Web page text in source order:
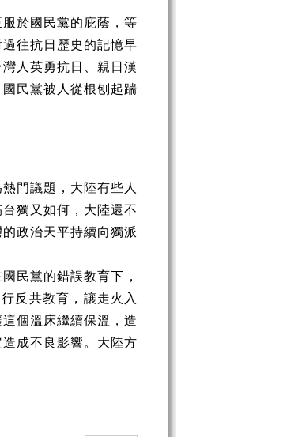
於國民黨的庇蔭，等
往抗日歷史的記憶早
人英勇抗日、親日漢
民黨被人從根刨起踹
門議題，大陸有些人
獨又如何，大陸還不
政治天平持續向獨派
民黨的錯誤教育下，
反共教育，讓走火入
個溫床繼續保溫，造
成不良影響。大陸方